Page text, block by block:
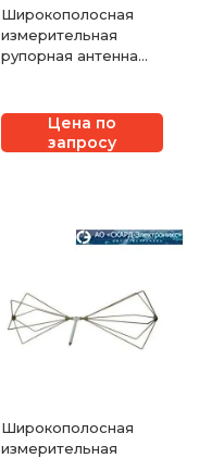
Широкополосная
измерительная
рупорная антенна
Цена по
запросу
Широкополосная
измерительная